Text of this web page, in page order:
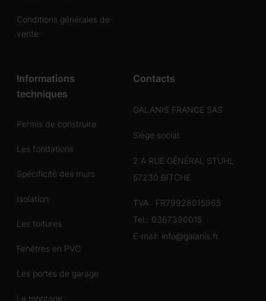
Conditions générales de
vente
Informations
techniques
Permis de construire
Les fondations
Spécificité des murs
Isolation
Les toitures
Fenêtres en PVC
Les portes de garage
Le montage
Contacts
GALANIS FRANCE SAS
Siège social:
2 A RUE GÉNÉRAL STUHL
57230 BITCHE
TVA: FR79928015965
Tel.: 0367390015
E-mail: info@galanis.fr